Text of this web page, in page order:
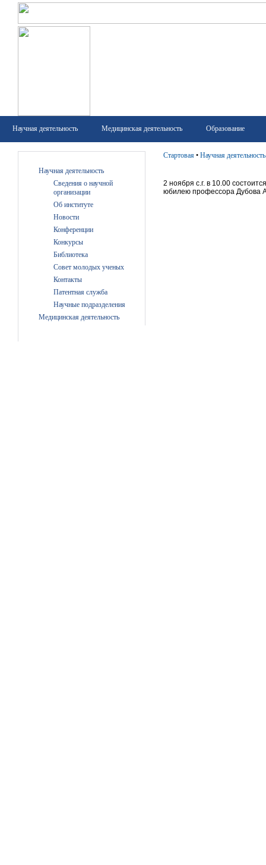
Научная деятельность Медицинская деятельность Образование
Научная деятельность
Сведения о научной
организации
Об институте
Новости
Конференции
Конкурсы
Библиотека
Совет молодых ученых
Контакты
Патентная служба
Научные подразделения
Медицинская деятельность
Стартовая • Научная деятельность
2 ноября с.г. в 10.00
юбилею профессора Дубова